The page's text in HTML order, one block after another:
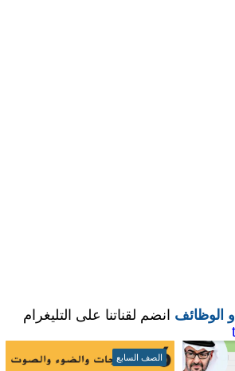
و الوظائف انضم لقناتنا على التليغرام
الصف السابع